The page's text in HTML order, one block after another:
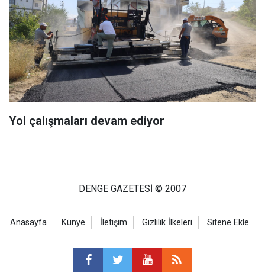
Yol çalışmaları devam ediyor
DENGE GAZETESİ © 2007
Anasayfa Künye İletişim Gizlilik İlkeleri Sitene Ekle